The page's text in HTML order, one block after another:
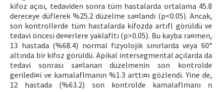
kifoz açısı, tedaviden sonra tüm hastalarda ortalama 45.8
dereceye düflerek %25.2 düzelme sa¤landı (p<0.05). Ancak,
son kontrollerde tüm hastalarda kifozda artıfl görüldü ve
tedavi öncesi de¤erlere yaklafltı (p>0.05). Bu kayba ra¤men,
13 hastada (%68.4) normal fizyolojik sınırlarda veya 60°
altında bir kifoz görüldü. Apikal intersegmental açılarda da
tedavi sonrası sa¤lanan düzelmenin son kontrolde
geriledi¤i ve kamalaflmanın %1.3 arttı¤ı gözlendi. Yine de,
12 hastada (%63.2) son kontrolde kamalaflmanı n